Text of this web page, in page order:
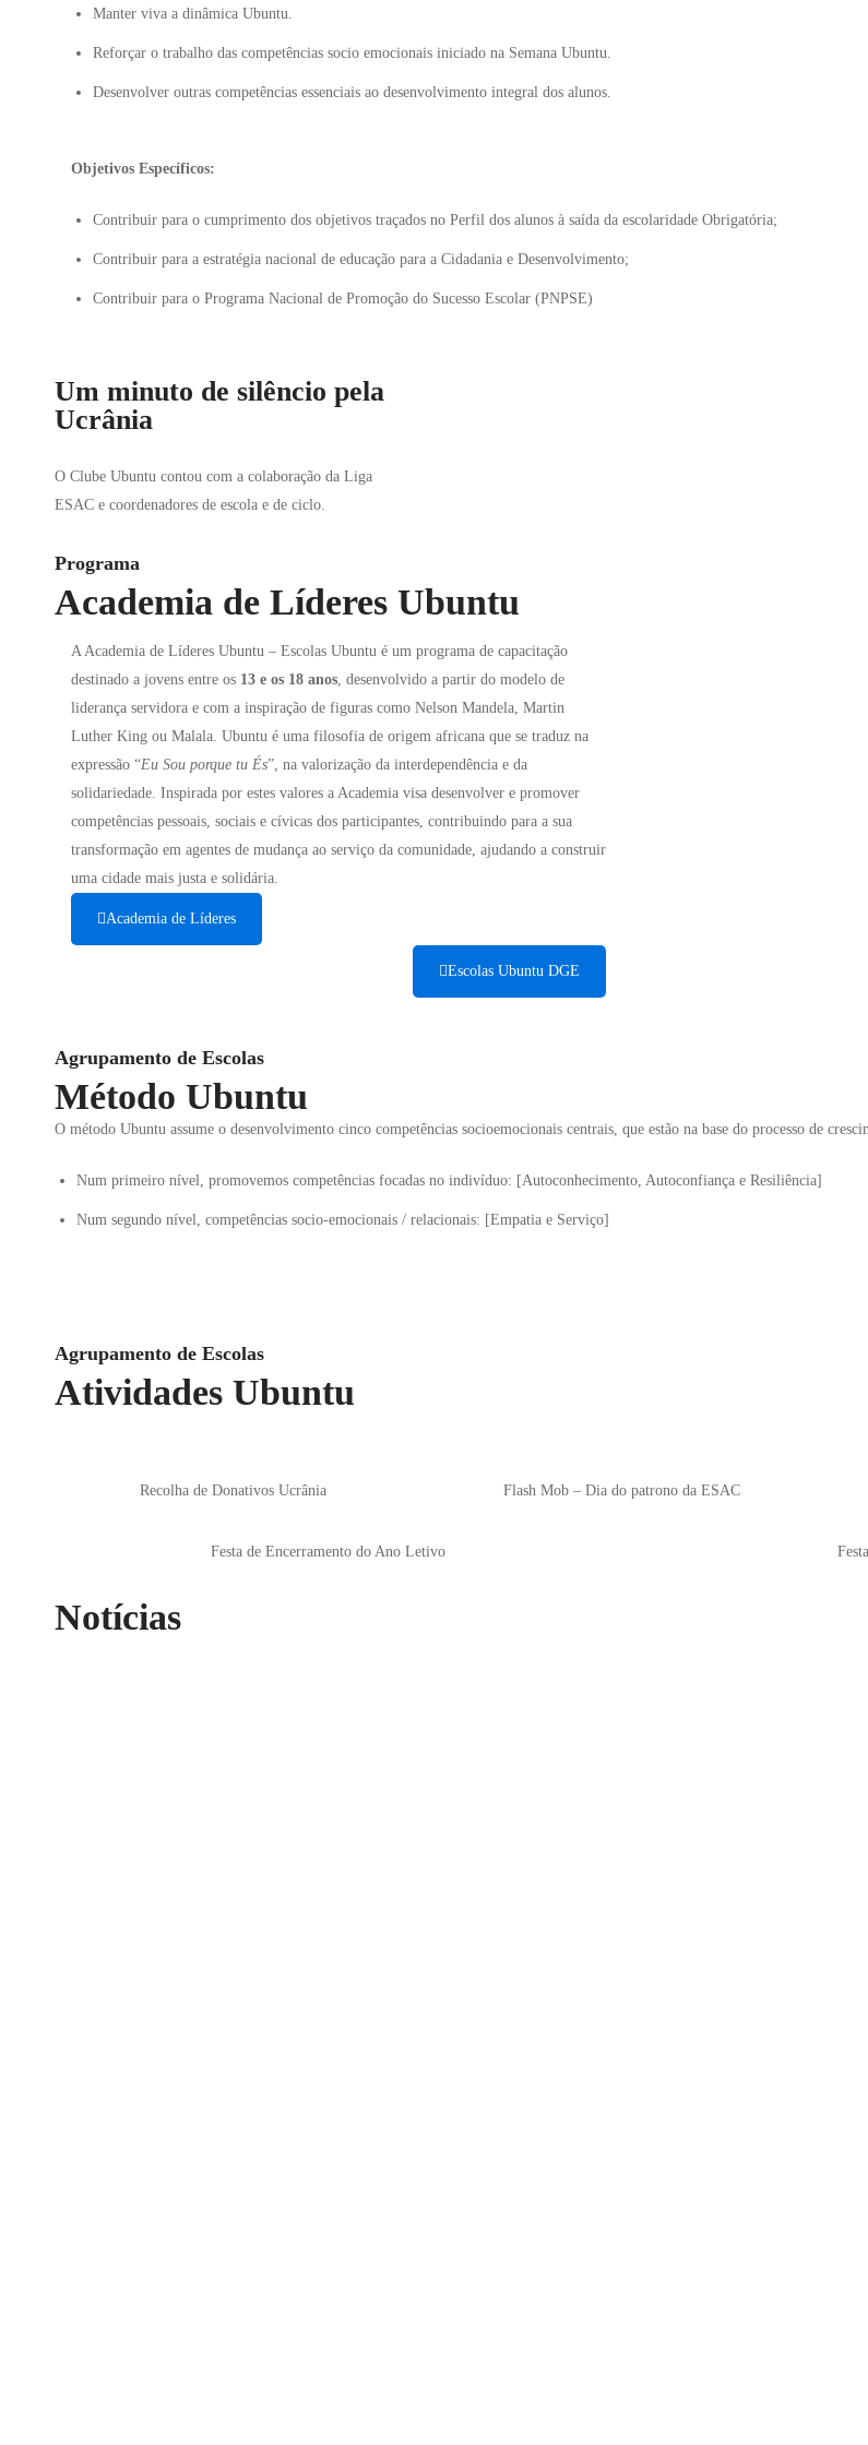
Manter viva a dinâmica Ubuntu.
Reforçar o trabalho das competências socio emocionais iniciado na Semana Ubuntu.
Desenvolver outras competências essenciais ao desenvolvimento integral dos alunos.
Objetivos Específicos:
Contribuir para o cumprimento dos objetivos traçados no Perfil dos alunos à saída da escolaridade Obrigatória;
Contribuir para a estratégia nacional de educação para a Cidadania e Desenvolvimento;
Contribuir para o Programa Nacional de Promoção do Sucesso Escolar (PNPSE)
Um minuto de silêncio pela
Ucrânia
O Clube Ubuntu contou com a colaboração da Liga
ESAC e coordenadores de escola e de ciclo.
Programa
Academia de Líderes Ubuntu
A Academia de Líderes Ubuntu – Escolas Ubuntu é um programa de capacitação
destinado a jovens entre os 13 e os 18 anos, desenvolvido a partir do modelo de
liderança servidora e com a inspiração de figuras como Nelson Mandela, Martin
Luther King ou Malala. Ubuntu é uma filosofia de origem africana que se traduz na
expressão “Eu Sou porque tu És”, na valorização da interdependência e da
solidariedade. Inspirada por estes valores a Academia visa desenvolver e promover
competências pessoais, sociais e cívicas dos participantes, contribuindo para a sua
transformação em agentes de mudança ao serviço da comunidade, ajudando a construir
uma cidade mais justa e solidária.
Academia de Líderes
Escolas Ubuntu DGE
Agrupamento de Escolas
Método Ubuntu
O método Ubuntu assume o desenvolvimento cinco competências socioemocionais centrais, que estão na base do processo de
Num primeiro nível, promovemos competências focadas no indivíduo: [Autoconhecimento, Autoconfiança e Resiliência]
Num segundo nível, competências socio-emocionais / relacionais: [Empatia e Serviço]
Agrupamento de Escolas
Atividades Ubuntu
Recolha de Donativos Ucrânia Flash Mob – Dia do patrono da ESAC
Festa de Encerramento do Ano Letivo
Notícias